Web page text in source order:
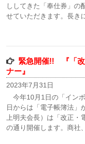
ししてきた「奉仕券」の
せていただきます。長き
緊急開催!! 『「改
ナー』
2023年7月31日
今年10月1日の「イン
日からは「電子帳簿法」
上明夫会長）は「改正
の通り開催します。商社